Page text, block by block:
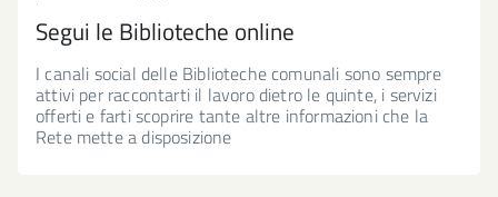
Segui le Biblioteche online
I canali social delle Biblioteche comunali sono sempre
attivi per raccontarti il lavoro dietro le quinte, i servizi
offerti e farti scoprire tante altre informazioni che la
Rete mette a disposizione